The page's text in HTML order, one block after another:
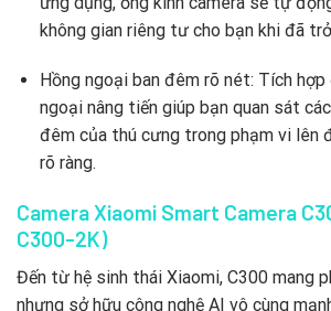
không gian riêng tư cho bạn khi đã trở
Hồng ngoại ban đêm rõ nét: Tích hợp
ngoại nâng tiến giúp bạn quan sát
đêm của thú cưng trong phạm vi lên
rõ ràng.
Camera Xiaomi Smart Camera
C300-2K)
Đến từ hệ sinh thái Xiaomi, C300 mang
nhưng sở hữu công nghệ AI vô cùng